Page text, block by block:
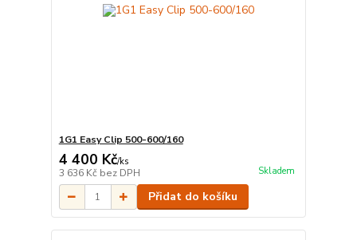
1G1 Easy Clip 500-600/160
4 400 Kč/ks
3 636 Kč bez DPH Skladem
Přidat do košíku